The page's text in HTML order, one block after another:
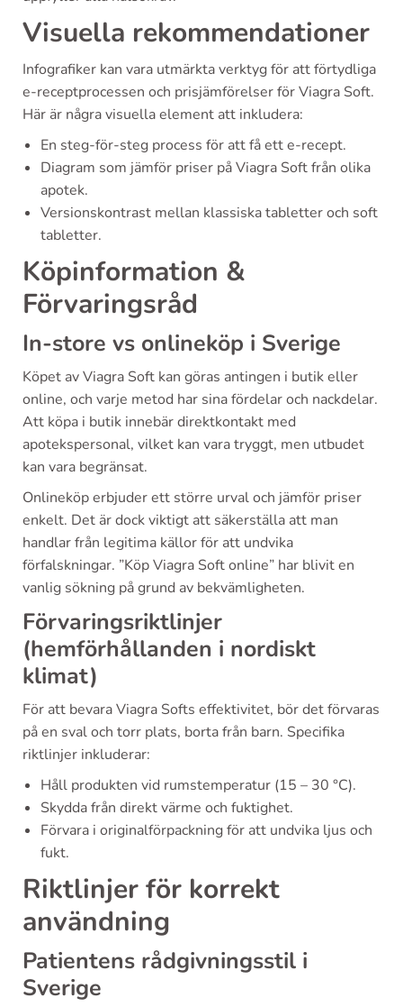
Visuella rekommendationer
Infografiker kan vara utmärkta verktyg för att förtydliga
e-receptprocessen och prisjämförelser för Viagra Soft.
Här är några visuella element att inkludera:
En steg-för-steg process för att få ett e-recept.
Diagram som jämför priser på Viagra Soft från olika
apotek.
Versionskontrast mellan klassiska tabletter och soft
tabletter.
Köpinformation &
Förvaringsråd
In-store vs onlineköp i Sverige
Köpet av Viagra Soft kan göras antingen i butik eller
online, och varje metod har sina fördelar och nackdelar.
Att köpa i butik innebär direktkontakt med
apotekspersonal, vilket kan vara tryggt, men utbudet
kan vara begränsat.
Onlineköp erbjuder ett större urval och jämför priser
enkelt. Det är dock viktigt att säkerställa att man
handlar från legitima källor för att undvika
förfalskningar. ”Köp Viagra Soft online” har blivit en
vanlig sökning på grund av bekvämligheten.
Förvaringsriktlinjer
(hemförhållanden i nordiskt
klimat)
För att bevara Viagra Softs effektivitet, bör det förvaras
på en sval och torr plats, borta från barn. Specifika
riktlinjer inkluderar:
Håll produkten vid rumstemperatur (15 – 30 °C).
Skydda från direkt värme och fuktighet.
Förvara i originalförpackning för att undvika ljus och
fukt.
Riktlinjer för korrekt
användning
Patientens rådgivningsstil i
Sverige